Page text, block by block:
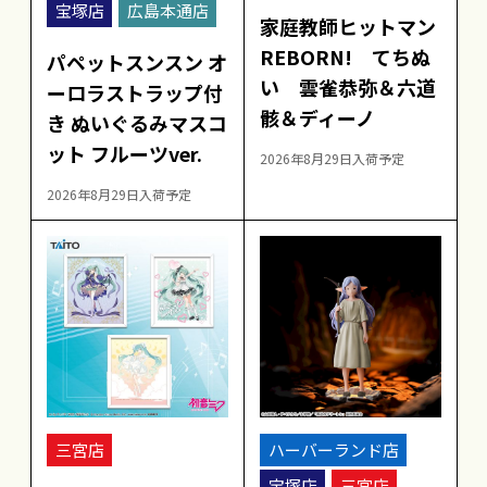
宝塚店 広島本通店
パペットスンスン オ
ーロラストラップ付
き ぬいぐるみマスコ
ット フルーツver.
2026年8月29日入荷予定
家庭教師ヒットマン
REBORN! てちぬ
い 雲雀恭弥＆六道
骸＆ディーノ
2026年8月29日入荷予定
三宮店
ハーバーランド店